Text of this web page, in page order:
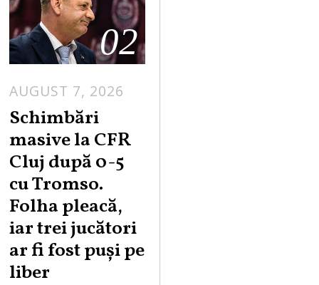
02
AUGUST 7, 2026
Schimbări
masive la CFR
Cluj după 0-5
cu Tromso.
Folha pleacă,
iar trei jucători
ar fi fost puși pe
liber